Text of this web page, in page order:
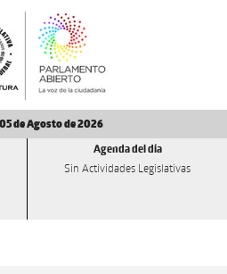
de Agosto de 2026
Agenda del día
Sin Actividades Legislativas